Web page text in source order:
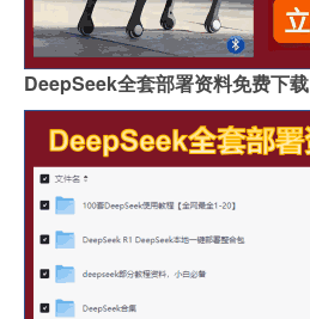
DeepSeek全套部署资料免费下载